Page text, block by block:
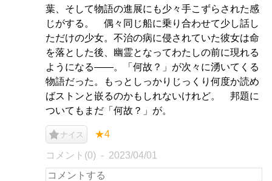
葉、そして物語の進展にも少々手こずらされた感
じがする。 偶々同じ船に乗り合わせて少し話し
ただけの少女。不治の病に侵されていた彼女は命
を落とした後、幽霊となってわたしの前に現れる
ようになる――。「何故？」が次々に湧いてくる
物語だった。もっとしっかりじっくり何度か読め
ばストンと嵌るのかもしれないけれど。 邦題に
ついてもまだ「何故？」が。
ナイス ★4
コメント(0) 2023/04/01